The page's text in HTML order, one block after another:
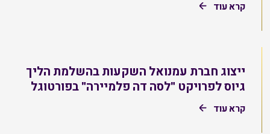
קרא עוד
ייצוג חברת עמנואל השקעות בהשלמת הליך
גיוס לפרויקט "לסה דה פלמיירה" בפורטוגל
קרא עוד